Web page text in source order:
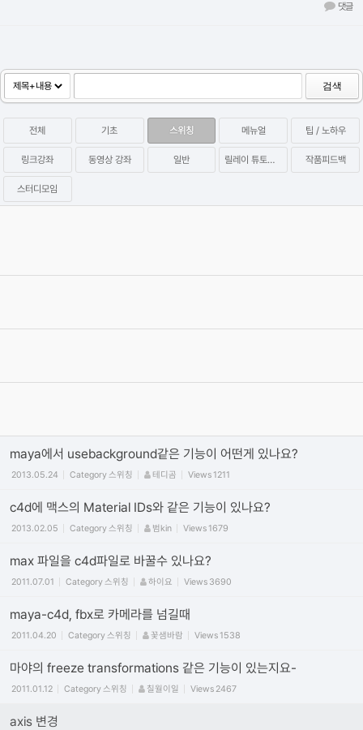
댓글
검색
전체 기초 스위칭 메뉴얼 팁 / 노하우
링크강좌 동영상 강좌 일반 릴레이 튜토리얼 작품피드백
스터디모임
maya에서 usebackground같은 기능이 어떤게 있나요?
2013.05.24 Category스위칭 테디곰 Views1211
c4d에 맥스의 Material IDs와 같은 기능이 있나요?
2013.02.05 Category스위칭 범kin Views1679
max 파일을 c4d파일로 바꿀수 있나요?
2011.07.01 Category스위칭 하이요 Views 3690
maya-c4d, fbx로 카메라를 넘길때
2011.04.20 Category스위칭 꽃샘바람 Views1538
마야의 freeze transformations 같은 기능이 있는지요-
2011.01.12 Category스위칭 칠월이일 Views 2467
axis 변경